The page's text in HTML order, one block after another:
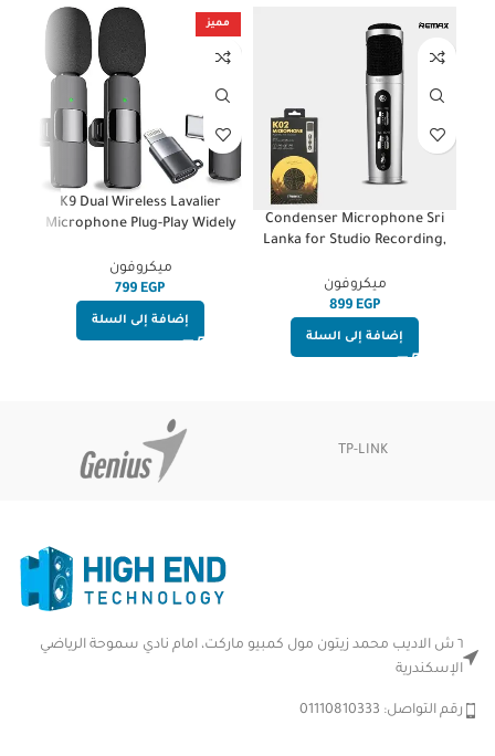
Condenser Microphone Sri
Lanka for Studio Recording,
Remax K02
ميكروفون
EGP
إضافة إلى السلة
مميز
K9 Dual Wireless Lavalier
Microphone Plug-Play Widely
Wireless Mic with Auto-sync
Noise Reduction for Interview
Recording, Live Stream, Vlog
&YouTube
ميكروفون
EGP
إضافة إلى السلة
TP-LINK
٦ ش الاديب محمد زيتون مول كمبيو ماركت، امام نادي سموحة الرياضي
الإسكندرية
رقم التواصل: 01110810333